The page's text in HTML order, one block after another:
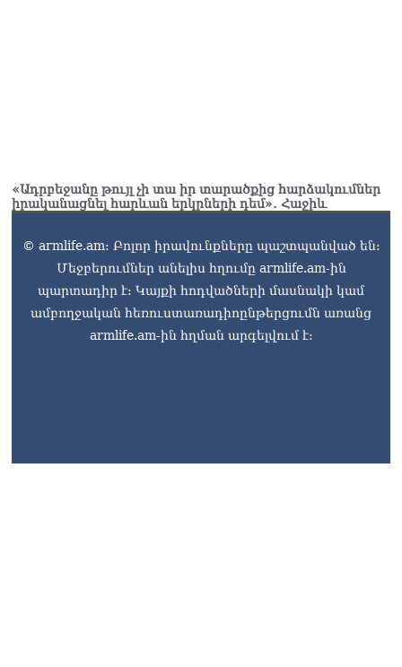
«Ադրբեջանը թույլ չի տա իր տարածքից հարձակումներ
իրականացնել հարևան երկրների դեմ»․ Հաջիև
© armlife.am: Բոլոր իրավունքները պաշտպանված են:
Մեջբերումներ անելիս հղումը armlife.am-ին
պարտադիր է: Կայքի հոդվածների մասնակի կամ
ամբողջական հեռուստառադիոընթերցումն առանց
armlife.am-ին հղման արգելվում է: